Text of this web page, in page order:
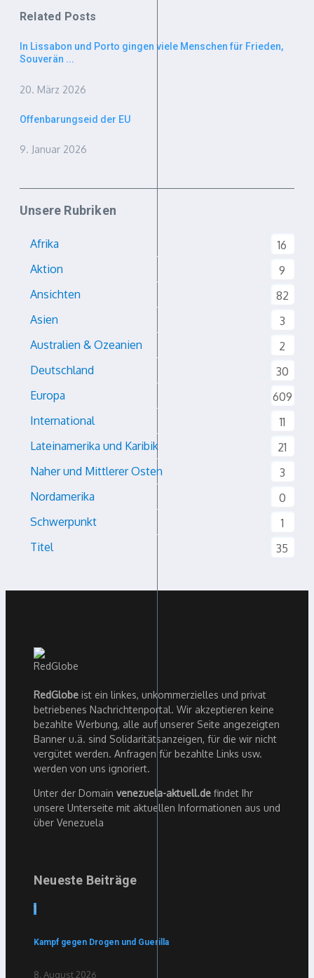
Related Posts
In Lissabon und Porto gingen viele Menschen für Frieden,
Souverän ...
20. März 2026
Offenbarungseid der EU
9. Januar 2026
Unsere Rubriken
Afrika
16
Aktion
9
Ansichten
82
Asien
3
Australien & Ozeanien
2
Deutschland
30
Europa
609
International
11
Lateinamerika und Karibik
21
Naher und Mittlerer Osten
3
Nordamerika
0
Schwerpunkt
1
Titel
35
RedGlobe ist ein linkes, unkommerzielles und privat
betriebenes Nachrichtenportal. Wir akzeptieren keine
bezahlte Werbung, alle auf unserer Seite angezeigten
Banner u.ä. sind Solidaritätsanzeigen, für die wir nicht
vergütet werden. Anfragen für bezahlte Links usw.
werden von uns ignoriert.
Unter der Domain venezuela-aktuell.de findet Ihr
unsere Unterseite mit aktuellen Informationen aus und
über Venezuela
Neueste Beiträge
1
Kampf gegen Drogen und Guerilla
8. August 2026